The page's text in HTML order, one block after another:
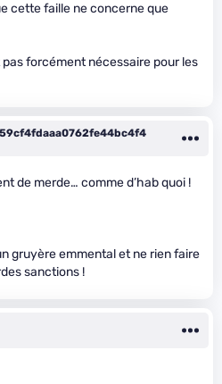
cette faille ne concerne que
forcément nécessaire pour les
de merde… comme d’hab quoi !
gruyère emmental et ne rien faire
sanctions !